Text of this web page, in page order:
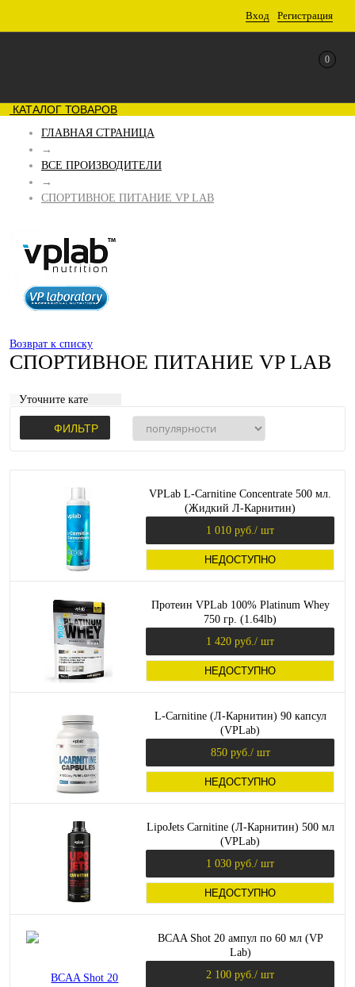
Вход Регистрация
0
КАТАЛОГ ТОВАРОВ
ГЛАВНАЯ СТРАНИЦА
→
ВСЕ ПРОИЗВОДИТЕЛИ
→
СПОРТИВНОЕ ПИТАНИЕ VP LAB
Возврат к списку
СПОРТИВНОЕ ПИТАНИЕ VP LAB
Уточните категорию:
ФИЛЬТР
VPLab L-Carnitine Concentrate 500 мл.
(Жидкий Л-Карнитин)
1 010 руб. / шт
НЕДОСТУПНО
Протеин VPLab 100% Platinum Whey
750 гр. (1.64lb)
1 420 руб. / шт
НЕДОСТУПНО
L-Carnitine (Л-Карнитин) 90 капсул
(VPLab)
850 руб. / шт
НЕДОСТУПНО
LipoJets Carnitine (Л-Карнитин) 500 мл
(VPLab)
1 030 руб. / шт
НЕДОСТУПНО
BCAA Shot 20 ампул по 60 мл (VP
Lab)
2 100 руб. / шт